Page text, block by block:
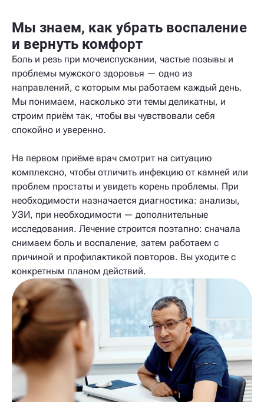
Мы знаем, как убрать воспаление
и вернуть комфорт
Боль и резь при мочеиспускании, частые позывы и
проблемы мужского здоровья — одно из
направлений, с которым мы работаем каждый день.
Мы понимаем, насколько эти темы деликатны, и
строим приём так, чтобы вы чувствовали себя
спокойно и уверенно.
На первом приёме врач смотрит на ситуацию
комплексно, чтобы отличить инфекцию от камней или
проблем простаты и увидеть корень проблемы. При
необходимости назначается диагностика: анализы,
УЗИ, при необходимости — дополнительные
исследования. Лечение строится поэтапно: сначала
снимаем боль и воспаление, затем работаем с
причиной и профилактикой повторов. Вы уходите с
конкретным планом действий.